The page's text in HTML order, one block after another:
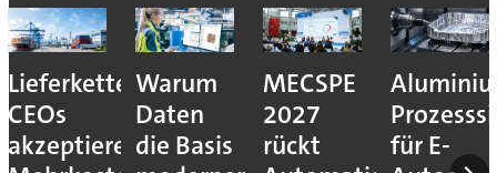
Lieferkettenresilienz:
CEOs
akzeptieren
Warum
Daten
die Basis
MECSPE
2027
rückt
für E-